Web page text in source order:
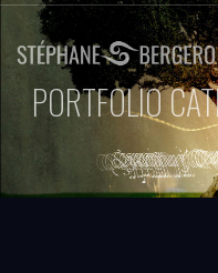
PORTFOLIO